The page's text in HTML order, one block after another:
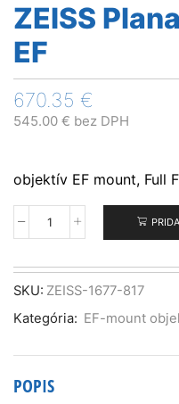
ZEISS
EF
670.35 €
545.00 € bez DPH
objektív EF mount, Full
množstvo
Planar
T*
-
SKU: ZEISS-1677-817
Kategória: EF-mount
POPIS